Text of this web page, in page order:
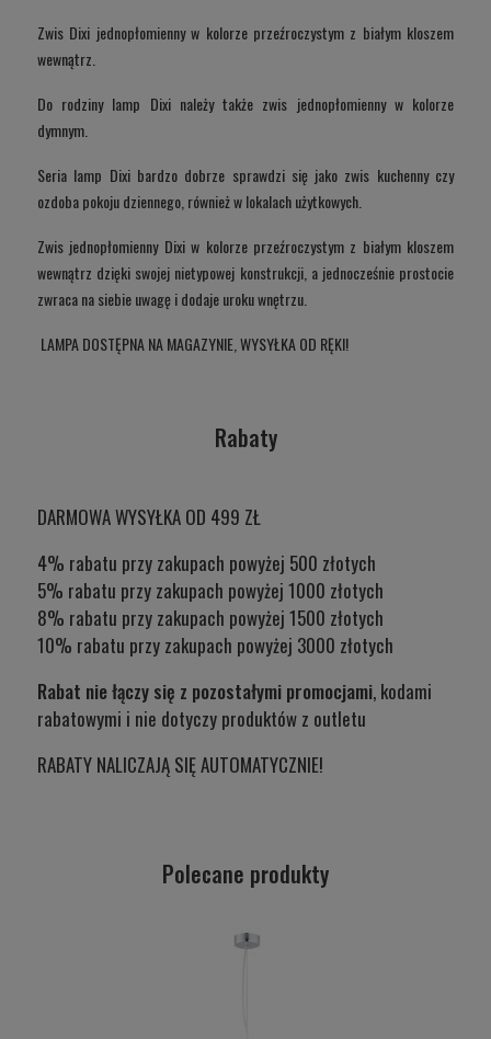
Zwis Dixi jednopłomienny w kolorze przeźroczystym z białym kloszem
wewnątrz.
Do rodziny lamp Dixi należy także zwis jednopłomienny w kolorze
dymnym.
Seria lamp Dixi bardzo dobrze sprawdzi się jako zwis kuchenny czy
ozdoba pokoju dziennego, również w lokalach użytkowych.
Zwis jednopłomienny Dixi w kolorze przeźroczystym z białym kloszem
wewnątrz dzięki swojej nietypowej konstrukcji, a jednocześnie prostocie
zwraca na siebie uwagę i dodaje uroku wnętrzu.
LAMPA DOSTĘPNA NA MAGAZYNIE, WYSYŁKA OD RĘKI!
Rabaty
DARMOWA WYSYŁKA OD 499 ZŁ
4% rabatu przy zakupach powyżej 500 złotych
5% rabatu przy zakupach powyżej 1000 złotych
8% rabatu przy zakupach powyżej 1500 złotych
10% rabatu przy zakupach powyżej 3000 złotych
Rabat nie łączy się z pozostałymi promocjami, kodami
rabatowymi i nie dotyczy produktów z outletu
RABATY NALICZAJĄ SIĘ AUTOMATYCZNIE!
Polecane produkty